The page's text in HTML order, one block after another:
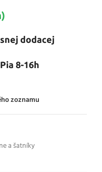
dodacej
8-16h
zoznamu
a šatníky